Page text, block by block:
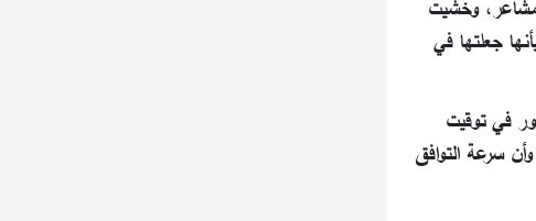
وخشيت
جعلتها في
في توقيت
سرعة التوافق